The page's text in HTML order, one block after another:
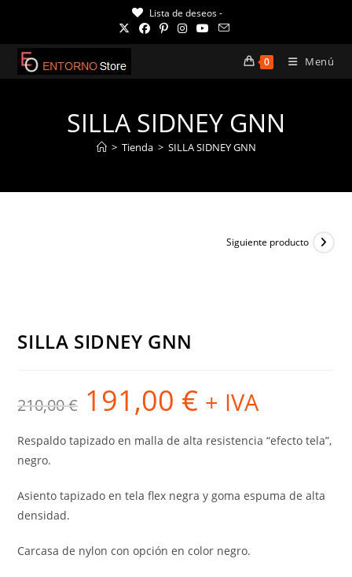
contenido
Lista de deseos -
0 Menú
SILLA SIDNEY GNN
> Tienda > SILLA SIDNEY GNN
Siguiente producto
SILLA SIDNEY GNN
210,00€
El
precio
original
210,00 €.
191,00 €El
precio
actual
191,00 €.
+ IVA
Respaldo tapizado en malla de alta resistencia “efecto tela”,
negro.
Asiento tapizado en tela flex negra y goma espuma de alta
densidad.
Carcasa de nylon con opción en color negro.